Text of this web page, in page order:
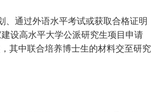
通过外语水平考试或获取合格证明
设高水平大学公派研究生项目申请
其中联合培养博士生的材料交至研究